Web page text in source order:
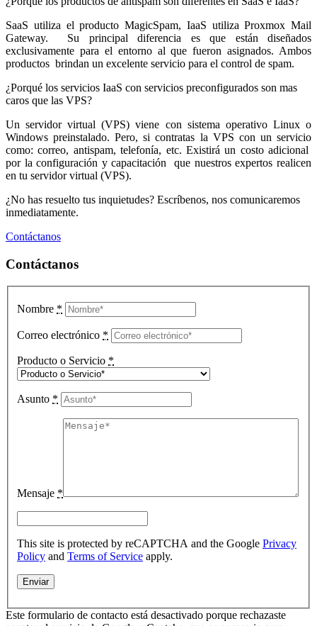
SaaS utiliza el producto MagicSpam, IaaS utiliza Proxmox Mail
Gateway. Su principal diferencia es que están diseñados
exclusivamente para el entorno al que fueron asignados. Ambos
productos brindan un excelente servicio para el control de spam.
¿Porqué los servicios IaaS con servicios preconfigurados son mas
caros que las VPS?
Un servidor virtual (VPS) viene con sistema operativo Linux o
Windows preinstalado. Pero, si contratas la VPS con un servicio
como: correo, antispam, telefonía, etc. Existirá un costo adicional
por la configuración y capacitación que nuestros expertos realicen
en tu servidor virtual (VPS).
¿No has resuelto tus inquietudes? Escríbenos, nos comunicaremos
inmediatamente.
Contáctanos
Contáctanos
Nombre *
Correo electrónico *
Producto o Servicio *
Asunto *
Mensaje *
This site is protected by reCAPTCHA and the Google Privacy
Policy and Terms of Service apply.
Este formulario de contacto está desactivado porque rechazaste